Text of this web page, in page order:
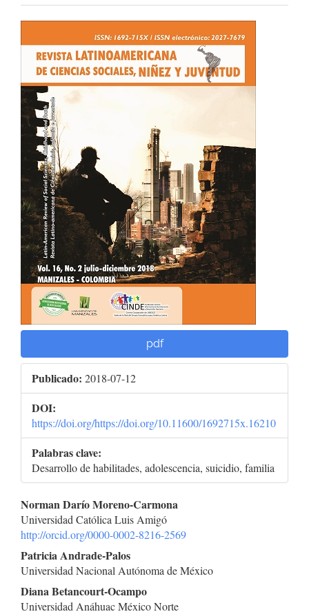
lateral
del
artículo
pdf
Publicado: 2018-07-12
DOI:
https://doi.org/https://doi.org/10.11600/1692715x.16210
Palabras clave:
Desarrollo de habilitades, adolescencia, suicidio, familia
Contenido
principal
del
artículo
Norman Darío Moreno-Carmona
Universidad Católica Luis Amigó
http://orcid.org/0000-0002-8216-2569
Patricia Andrade-Palos
Universidad Nacional Autónoma de México
Diana Betancourt-Ocampo
Universidad Anáhuac México Norte